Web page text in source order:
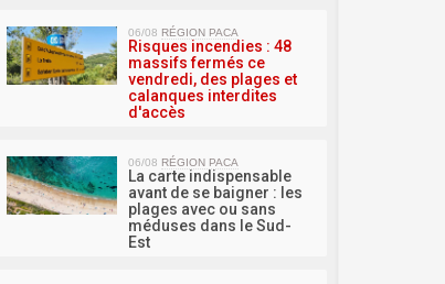
06/08 RÉGION PACA
Risques incendies : 48
massifs fermés ce
vendredi, des plages et
calanques interdites
d'accès
06/08 RÉGION PACA
La carte indispensable
avant de se baigner : les
plages avec ou sans
méduses dans le Sud-
Est